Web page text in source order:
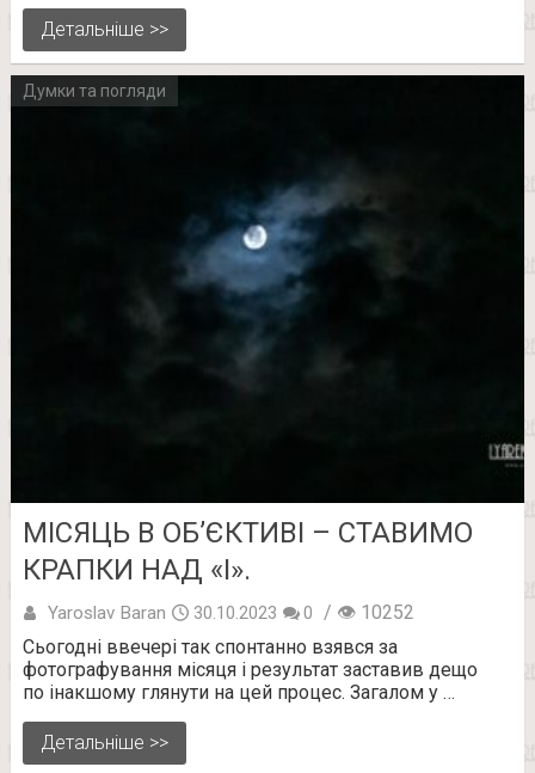
Детальніше >>
Думки та погляди
МІСЯЦЬ В ОБ’ЄКТИВІ – СТАВИМО
КРАПКИ НАД «І».
Yaroslav Baran 30.10.2023 0 / 👁 10252
Сьогодні ввечері так спонтанно взявся за
фотографування місяця і результат заставив дещо
по інакшому глянути на цей процес. Загалом у …
Детальніше >>